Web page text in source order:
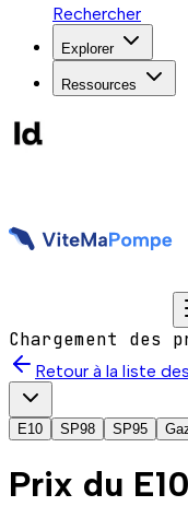
Rechercher
Explorer
Ressources
Chargement des
Retour à la liste
E10 SP98 SP95
Prix du E10